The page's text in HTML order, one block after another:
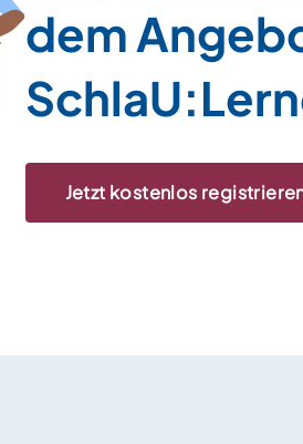
dem
Jetzt kostenlos